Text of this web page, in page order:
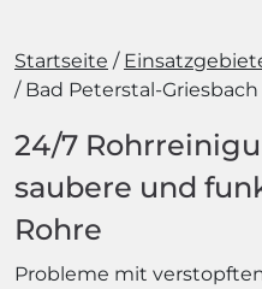
Startseite
Bad Peterstal-Griesbach
24/7
saubere und
Rohre
Probleme mit